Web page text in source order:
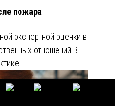
пожара
экспертной оценки в
отношений В
…